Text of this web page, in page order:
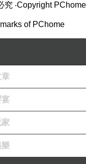
究 ‧Copyright PChome
of PChome
章
宴
樂